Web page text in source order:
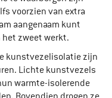
voorzien van extra
aangenaam kunt
zweet werkt.
kunstvezelisolatie zijn
Lichte kunstvezels
warmte-isolerende